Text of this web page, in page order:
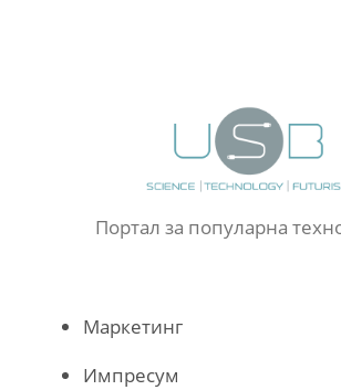
Портал за популарна
Маркетинг
Импресум